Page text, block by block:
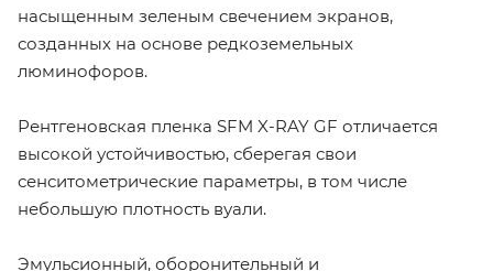
насыщенным зеленым свечением экранов,
созданных на основе редкоземельных
люминофоров.
Рентгеновская пленка SFM X-RAY GF отличается
высокой устойчивостью, сберегая свои
сенситометрические параметры, в том числе
небольшую плотность вуали.
Эмульсионный, оборонительный и